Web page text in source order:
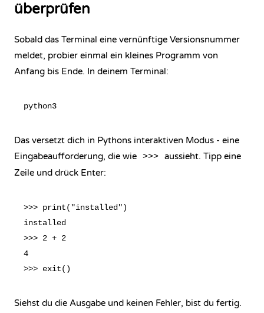
überprüfen
Sobald das Terminal eine vernünftige Versionsnummer
meldet, probier einmal ein kleines Programm von
Anfang bis Ende. In deinem Terminal:
Das versetzt dich in Pythons interaktiven Modus - eine
Eingabeaufforderung, die wie >>> aussieht. Tipp eine
Zeile und drück Enter:
>>> print("installed")
installed
>>> 2 + 2
4
Siehst du die Ausgabe und keinen Fehler, bist du fertig.